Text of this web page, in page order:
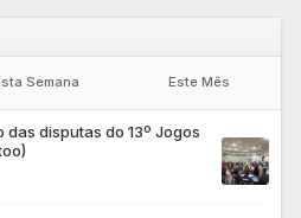
Semana Este Mês
disputas do 13º Jogos